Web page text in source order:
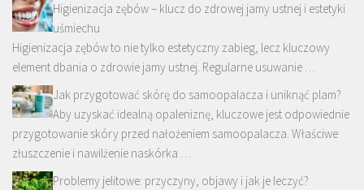
Higienizacja zębów – klucz do zdrowej jamy ustnej i estetyki
uśmiechu
Higienizacja zębów to nie tylko estetyczny zabieg, lecz kluczowy
element dbania o zdrowie jamy ustnej. Regularne usuwanie …
Jak przygotować skórę do samoopalacza i uniknąć plam?
Aby uzyskać idealną opaleniznę, kluczowe jest odpowiednie
przygotowanie skóry przed nałożeniem samoopalacza. Właściwe
złuszczenie i nawilżenie naskórka …
Problemy jelitowe: przyczyny, objawy i jak je leczyć?